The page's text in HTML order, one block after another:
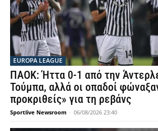
EUROPA LEAGUE
ΠΑΟΚ: Ήττα 0-1 από την
Τούμπα, αλλά οι οπαδοί
προκριθείς» για τη ρεβάνς
Sportlive Newsroom - 06/08/2026 23:40